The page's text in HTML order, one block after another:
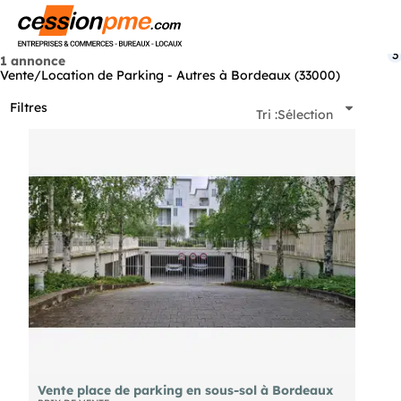
1 annonce
Vente/Location de Parking - Autres à Bordeaux (33000)
Filtres
3
Tri :Sélection
Vente place de parking en sous-sol à Bordeaux